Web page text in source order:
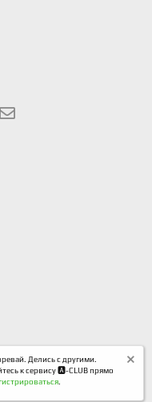
Электронная почта
Делись с другими.
к сервису 🅰️-CLUB прямо